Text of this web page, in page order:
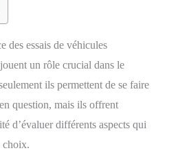
des essais de véhicules
jouent un rôle crucial dans le
ils permettent de se faire
question, mais ils offrent
d’évaluer différents aspects qui
choix.